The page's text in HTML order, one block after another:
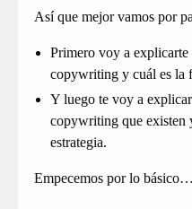
Así que mejor vamos por
Primero voy a explicarte
copywriting y cuál es la
Y luego te voy a
copywriting que existen
estrategia.
Empecemos por lo básico…